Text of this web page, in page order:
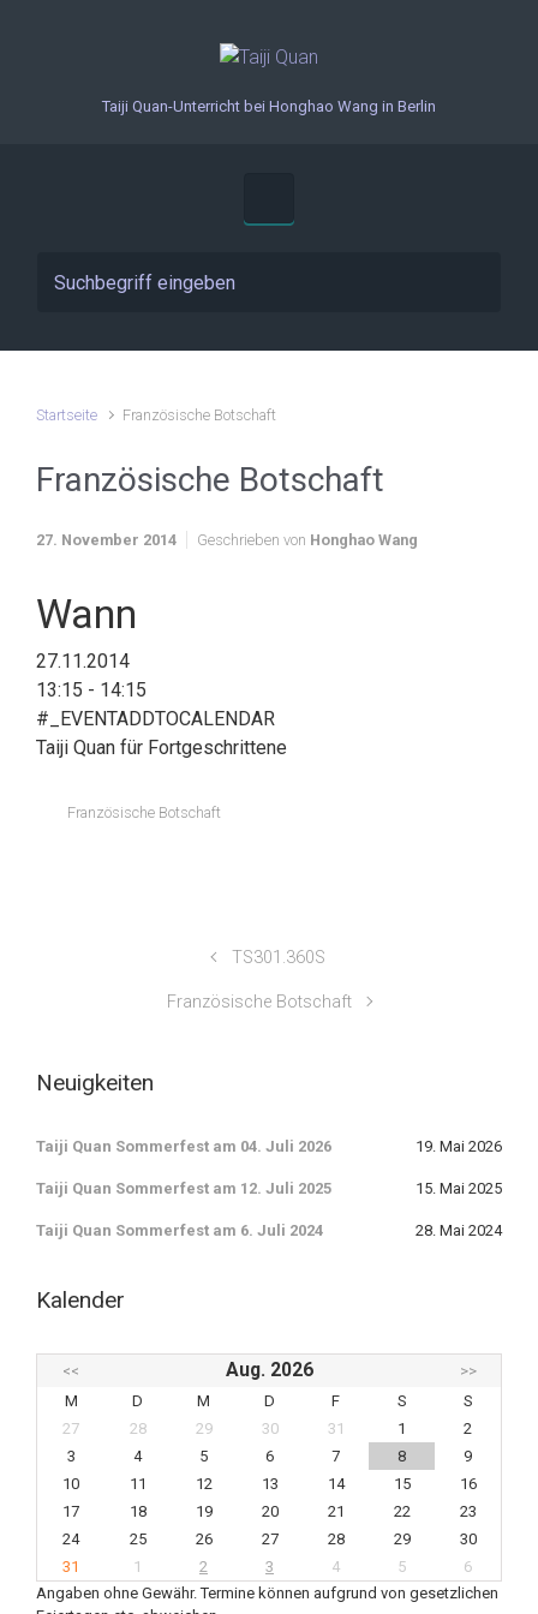
Taiji Quan-Unterricht bei Honghao Wang in Berlin
Startseite Französische Botschaft
Französische Botschaft
27. November 2014 Geschrieben von Honghao Wang
Wann
27.11.2014
13:15 - 14:15
#_EVENTADDTOCALENDAR
Taiji Quan für Fortgeschrittene
Französische Botschaft
TS301.360S
Französische Botschaft
Neuigkeiten
Taiji Quan Sommerfest am 04. Juli 2026 19. Mai 2026
Taiji Quan Sommerfest am 12. Juli 2025 15. Mai 2025
Taiji Quan Sommerfest am 6. Juli 2024 28. Mai 2024
Kalender
<< Aug. 2026
>>
M
D M D F S
S
27
28 29 30 31 1
2
3
4 5 6 7 8
9
10
11 12 13 14 15
16
17
18 19 20 21 22
23
24
25 26 27 28 29
30
31
1 2 3 4 5
6
Angaben ohne Gewähr. Termine können aufgrund von gesetzlichen